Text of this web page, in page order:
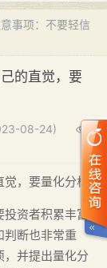
---“量子混沌系
事项：不要轻信
的直觉，要
08-24)
，要量化分析
资者积累丰富
判断也非常重
，并提出量化分